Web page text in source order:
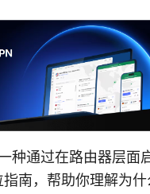
种通过在路由器层面
南，帮助你理解为